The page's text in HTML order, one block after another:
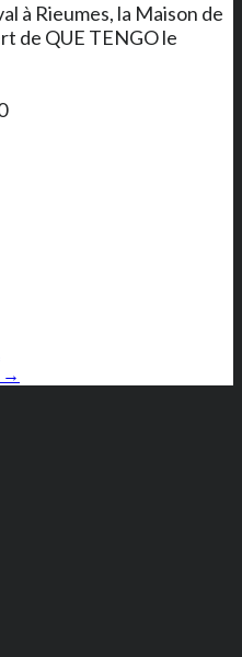
à Rieumes, la Maison de
de QUE TENGO le
→